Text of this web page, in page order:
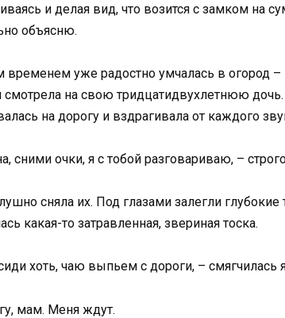
и делая вид, что возится с замком на
объясню.
временем уже радостно умчалась в огород –
смотрела на свою тридцатидвухлетнюю
на дорогу и вздрагивала от каждого
сними очки, я с тобой разговариваю, –
сняла их. Под глазами залегли глубокие
какая-то затравленная, звериная тоска.
хоть, чаю выпьем с дороги, – смягчилась
мам. Меня ждут.